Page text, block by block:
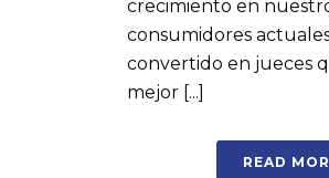
crecimiento en
consumidores
convertido en jueces
mejor [...]
READ